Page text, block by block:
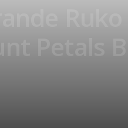
Petals